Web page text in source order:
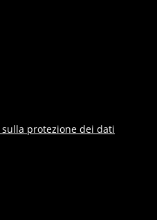
protezione dei dati